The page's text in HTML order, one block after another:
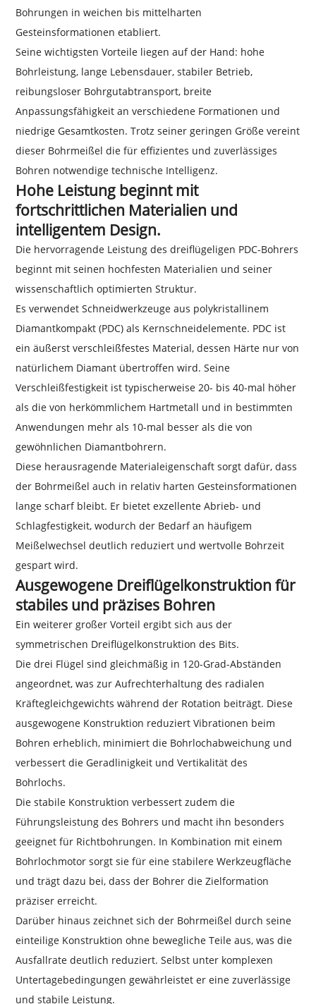
Bohrungen in weichen bis mittelharten
Gesteinsformationen etabliert.
Seine wichtigsten Vorteile liegen auf der Hand: hohe
Bohrleistung, lange Lebensdauer, stabiler Betrieb,
reibungsloser Bohrgutabtransport, breite
Anpassungsfähigkeit an verschiedene Formationen und
niedrige Gesamtkosten. Trotz seiner geringen Größe vereint
dieser Bohrmeißel die für effizientes und zuverlässiges
Bohren notwendige technische Intelligenz.
Hohe Leistung beginnt mit
fortschrittlichen Materialien und
intelligentem Design.
Die hervorragende Leistung des dreiflügeligen PDC-Bohrers
beginnt mit seinen hochfesten Materialien und seiner
wissenschaftlich optimierten Struktur.
Es verwendet Schneidwerkzeuge aus polykristallinem
Diamantkompakt (PDC) als Kernschneidelemente. PDC ist
ein äußerst verschleißfestes Material, dessen Härte nur von
natürlichem Diamant übertroffen wird. Seine
Verschleißfestigkeit ist typischerweise 20- bis 40-mal höher
als die von herkömmlichem Hartmetall und in bestimmten
Anwendungen mehr als 10-mal besser als die von
gewöhnlichen Diamantbohrern.
Diese herausragende Materialeigenschaft sorgt dafür, dass
der Bohrmeißel auch in relativ harten Gesteinsformationen
lange scharf bleibt. Er bietet exzellente Abrieb- und
Schlagfestigkeit, wodurch der Bedarf an häufigem
Meißelwechsel deutlich reduziert und wertvolle Bohrzeit
gespart wird.
Ausgewogene Dreiflügelkonstruktion für
stabiles und präzises Bohren
Ein weiterer großer Vorteil ergibt sich aus der
symmetrischen Dreiflügelkonstruktion des Bits.
Die drei Flügel sind gleichmäßig in 120-Grad-Abständen
angeordnet, was zur Aufrechterhaltung des radialen
Kräftegleichgewichts während der Rotation beiträgt. Diese
ausgewogene Konstruktion reduziert Vibrationen beim
Bohren erheblich, minimiert die Bohrlochabweichung und
verbessert die Geradlinigkeit und Vertikalität des
Bohrlochs.
Die stabile Konstruktion verbessert zudem die
Führungsleistung des Bohrers und macht ihn besonders
geeignet für Richtbohrungen. In Kombination mit einem
Bohrlochmotor sorgt sie für eine stabilere Werkzeugfläche
und trägt dazu bei, dass der Bohrer die Zielformation
präziser erreicht.
Darüber hinaus zeichnet sich der Bohrmeißel durch seine
einteilige Konstruktion ohne bewegliche Teile aus, was die
Ausfallrate deutlich reduziert. Selbst unter komplexen
Untertagebedingungen gewährleistet er eine zuverlässige
und stabile Leistung.